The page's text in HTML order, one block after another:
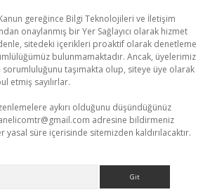
Kanun gereğince Bilgi Teknolojileri ve İletişim
onaylanmış bir Yer Sağlayıcı olarak hizmet
sitedeki içerikleri proaktif olarak denetleme
bulunmamaktadır. Ancak, üyelerimiz
sorumluluğunu taşımakta olup, siteye üye olarak
etmiş sayılırlar.
aykırı olduğunu düşündüğünüz
adresine bildirmeniz
yasal süre içerisinde sitemizden kaldırılacaktır.